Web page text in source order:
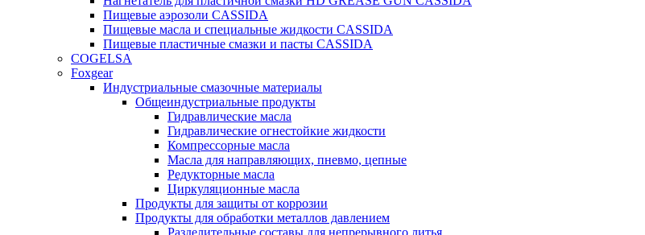
Пищевые аэрозоли CASSIDA
Пищевые масла и специальные жидкости CASSIDA
Пищевые пластичные смазки и пасты CASSIDA
COGELSA
Foxgear
Индустриальные смазочные материалы
Общеиндустриальные продукты
Гидравлические масла
Гидравлические огнестойкие жидкости
Компрессорные масла
Масла для направляющих, пневмо, цепные
Редукторные масла
Циркуляционные масла
Продукты для защиты от коррозии
Продукты для обработки металлов давлением
Разделительные составы для непрерывного литья